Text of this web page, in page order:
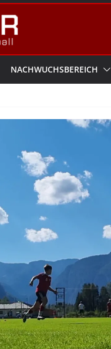
NACHWUCHSBEREICH